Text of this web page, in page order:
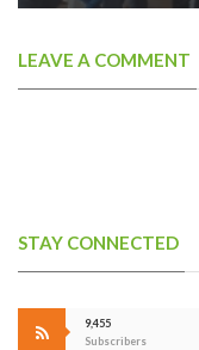
LEAVE A COMMENT
STAY CONNECTED
9,455
Subscribers